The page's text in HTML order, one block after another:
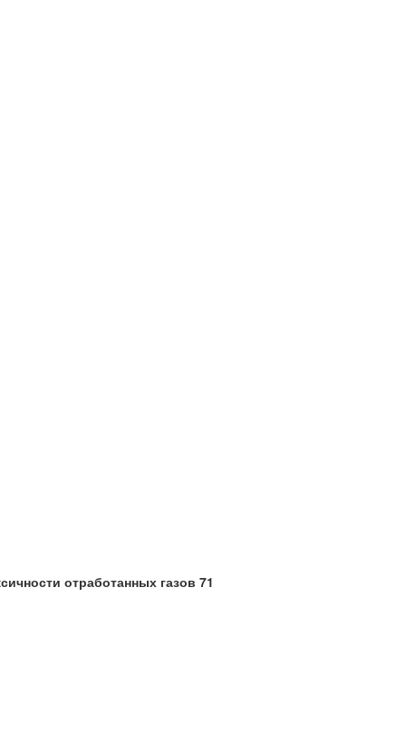
отработанных газов 71